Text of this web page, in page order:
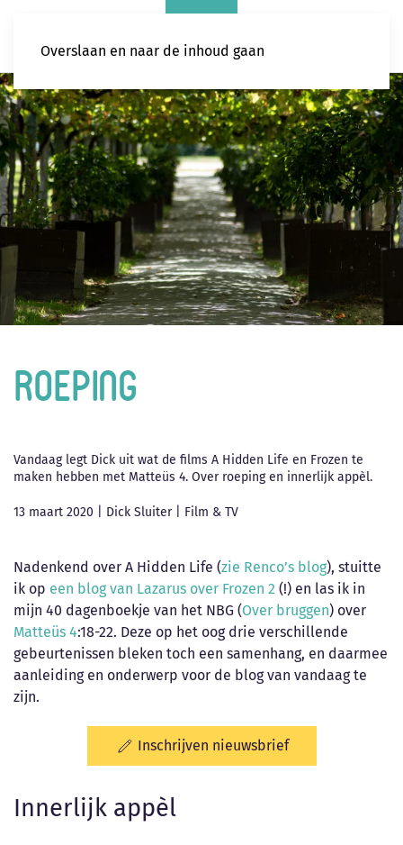
Overslaan en naar de inhoud gaan
Roeping
Vandaag legt Dick uit wat de films A Hidden Life en Frozen te
maken hebben met Matteüs 4. Over roeping en innerlijk appèl.
13 maart 2020 Dick Sluiter| Film & TV
Nadenkend over A Hidden Life (zie Renco’s blog), stuitte
ik op een blog van Lazarus over Frozen 2 (!) en las ik in
mijn 40 dagenboekje van het NBG (Over bruggen) over
Matteüs 4:18-22. Deze op het oog drie verschillende
gebeurtenissen bleken toch een samenhang, en daarmee
aanleiding en onderwerp voor de blog van vandaag te
zijn.
Inschrijven nieuwsbrief
Innerlijk appèl